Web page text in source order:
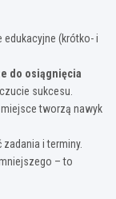
(krótko- i
do osiągnięcia
sukcesu.
tworzą nawyk
i terminy.
– to